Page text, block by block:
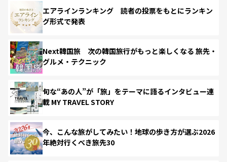
エアラインランキング 読者の投票をもとにランキン
グ形式で発表
Next韓国旅 次の韓国旅行がもっと楽しくなる 旅先・
グルメ・テクニック
旬な“あの人”が「旅」をテーマに語るインタビュー連
載 MY TRAVEL STORY
今、こんな旅がしてみたい！地球の歩き方が選ぶ2026
年絶対行くべき旅先30